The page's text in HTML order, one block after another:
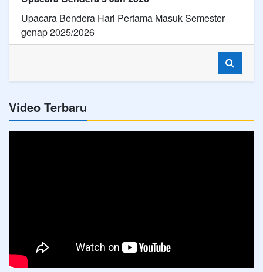
Upacara Bendera Hari Pertama Masuk Semester
genap 2025/2026
Video Terbaru